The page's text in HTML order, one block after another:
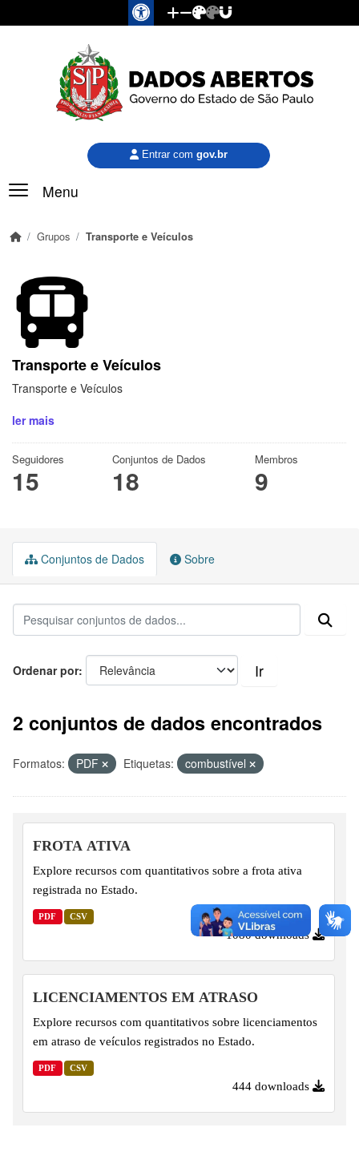
Pular para o conteúdo principal
Menu
Entrar com gov.br
Grupos Transporte e Veículos
Transporte e Veículos
Transporte e Veículos
ler mais
Seguidores
15
Conjuntos de Dados
18
Membros
9
Conjuntos de Dados Sobre
Ordenar por Ir
2 conjuntos de dados encontrados
Formatos: PDF Etiquetas: combustível
FROTA ATIVA
Explore recursos com quantitativos sobre a frota ativa
registrada no Estado.
PDF CSV
1080 downloads
LICENCIAMENTOS EM ATRASO
Explore recursos com quantitativos sobre licenciamentos
em atraso de veículos registrados no Estado.
PDF CSV
444 downloads